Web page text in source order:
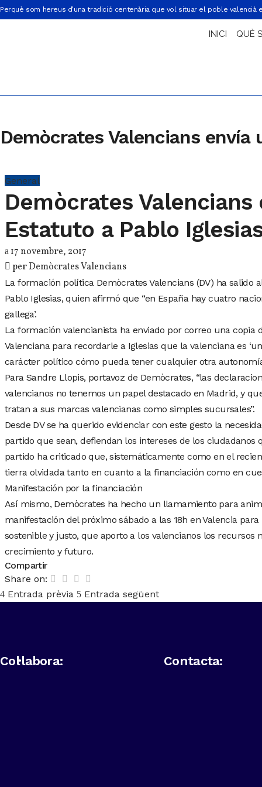
Perquè som hereus d’una tradició centenària que vol situar el poble valencià
INICI QUÈ
Demòcrates Valencians
General
Demòcrates
Estatuto a Pablo
17 novembre, 2017
perDemòcrates Valencians
La formación política Demòcrates Valencians (DV) ha salido
Pablo Iglesias, quien afirmó que “en España hay cuatro
gallega’.
La formación valencianista ha enviado por correo una
Valenciana para recordarle a Iglesias que la valenciana es
carácter político cómo pueda tener cualquier otra
Para Sandre Llopis, portavoz de Demòcrates, “las
valencianos no tenemos un papel destacado en Madrid, y
tratan a sus marcas valencianas como simples sucursales”.
Desde DV se ha querido evidenciar con este gesto la
partido que sean, defiendan los intereses de los ciudadanos
partido ha criticado que, sistemáticamente como en el
tierra olvidada tanto en cuanto a la financiación como en
Manifestación por la financiación
Así mismo, Demòcrates ha hecho un llamamiento para
manifestación del próximo sábado a las 18h en Valencia
sostenible y justo, que aporto a los valencianos los recursos
crecimiento y futuro.
Compartir
Share on:
Entrada prèvia
Entrada següent
Col·labora: Contacta: